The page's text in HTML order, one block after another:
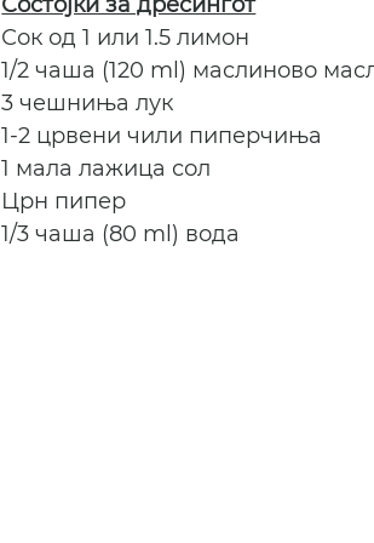
Сок од 1 или 1.5 лимон
1/2 чаша (120 ml) маслиново
3 чешниња лук
1-2 црвени чили пиперчиња
1 мала лажица сол
Црн пипер
1/3 чаша (80 ml) вода